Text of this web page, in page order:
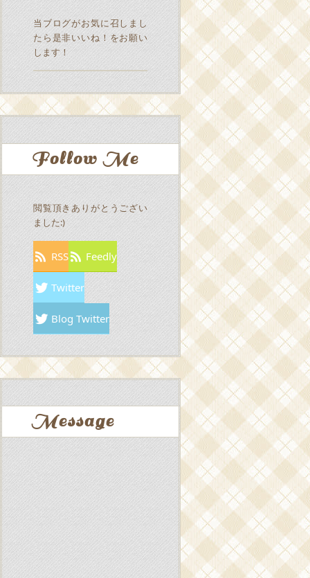
当ブログがお気に召しまし
たら是非いいね！をお願い
します！
Follow Me
閲覧頂きありがとうござい
ました:)
RSS Feedly
Twitter
Blog Twitter
Message